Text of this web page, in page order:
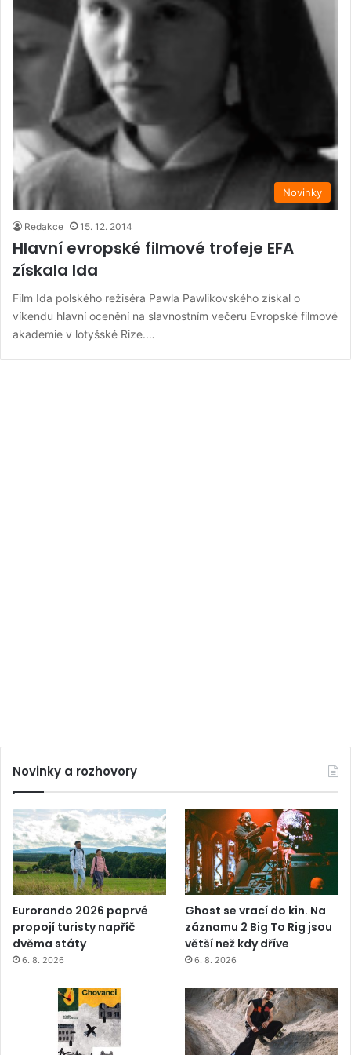
Novinky
Redakce 15. 12. 2014
Hlavní evropské filmové trofeje EFA
získala Ida
Film Ida polského režiséra Pawla Pawlikovského získal o
víkendu hlavní ocenění na slavnostním večeru Evropské filmové
akademie v lotyšské Rize.…
Novinky a rozhovory
Eurorando 2026 poprvé
propojí turisty napříč
dvěma státy
6. 8. 2026
Ghost se vrací do kin. Na
záznamu 2 Big To Rig jsou
větší než kdy dříve
6. 8. 2026